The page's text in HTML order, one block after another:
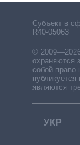
Субъект в
R40-05063
©
охраняются
собой право
являются
УКР